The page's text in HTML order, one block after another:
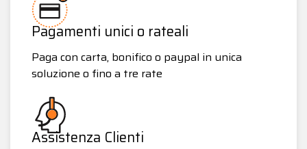
Pagamenti unici o rateali
Paga con carta, bonifico o paypal in unica
soluzione o fino a tre rate
Assistenza Clienti